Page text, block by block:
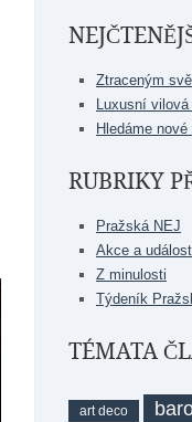
Ztraceným
Luxusní
Hledáme
RUBRIKY
Pražská NEJ
Akce a
Z minulosti
Týdeník
TÉMATA
art deco